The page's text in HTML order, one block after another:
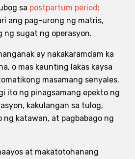
sa postpartum period:
ang pag-urong ng matris,
ng sugat ng operasyon.
ay nakakaramdam ka
o mas kaunting lakas kaysa
masamang senyales.
ito ng pinagsamang epekto ng
kakulangan sa tulog,
ng katawan, at pagbabago ng
at makatotohanang